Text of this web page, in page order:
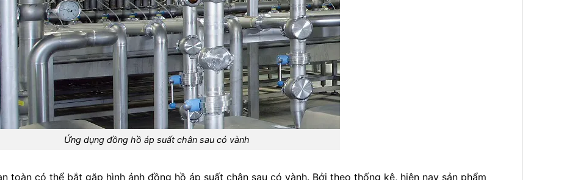
Ứng dụng đồng hồ áp suất chân sau có vành
toàn có thể bắt gặp hình ảnh đồng hồ áp suất chân sau có vành. Bởi theo thống kê, hiện nay sản phẩm